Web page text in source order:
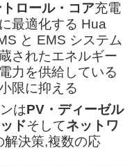
ロール・コア充電
最適化する Hua
と EMS システム
されたエネルギー
力を供給している
限に抑える
はPV・ディーゼル
ドそしてネットワ
解決策,複数の応